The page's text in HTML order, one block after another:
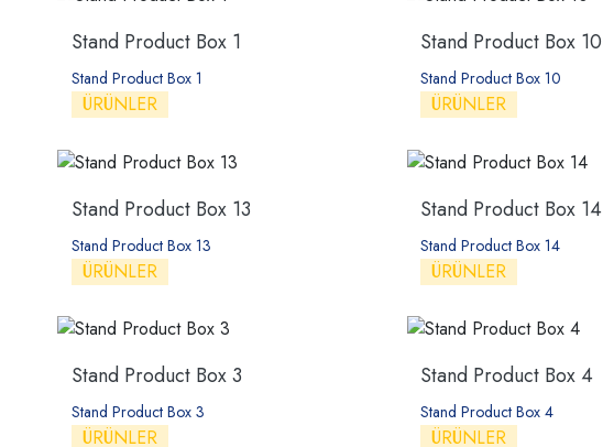
Stand Product Box 1
Stand Product Box 1
ÜRÜNLER
Stand Product Box 10
Stand Product Box 10
ÜRÜNLER
Stand Product Box 13
Stand Product Box 13
ÜRÜNLER
Stand Product Box 14
Stand Product Box 14
ÜRÜNLER
Stand Product Box 3
Stand Product Box 3
ÜRÜNLER
Stand Product Box 4
Stand Product Box 4
ÜRÜNLER